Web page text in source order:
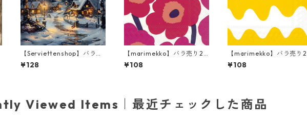
【Serviettenshop】バラ売
り2枚 ランチサイズ ペーパ
ーナプキン Cozy Winter To
¥128
【marimekko】バラ売り2
枚 カクテルサイズ ペーパー
ナプキン UNIKKO ホワイト
¥108
【marimekko】バラ売り2
枚 カクテルサイズ ペーパー
ナプキン LOKKI イエロー
¥108
Viewed Items｜最近チェックした商品